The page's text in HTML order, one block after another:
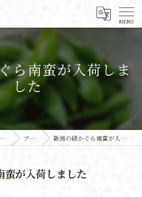
ら南蛮が入荷しま
した
新潟の特産品なら株式会社越季 ブログ 新潟の緑かぐら南蛮が入荷しました
蛮が入荷しました